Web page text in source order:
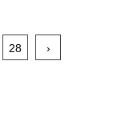
28 ›